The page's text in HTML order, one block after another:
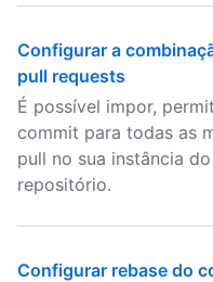
Configurar a
pull requests
É possível impor,
commit para todas as
pull no sua instância
repositório.
Configurar rebase do